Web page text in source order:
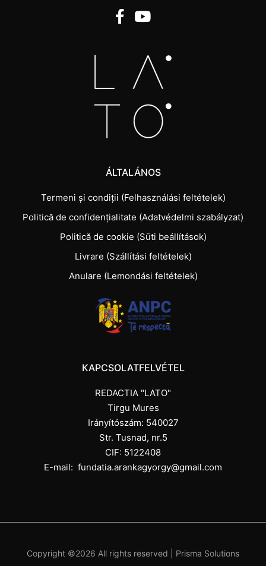
ÁLTALÁNOS
Termeni și condiții (Felhasználási feltételek)
Politică de confidențialitate (Adatvédelmi szabályzat)
Politică de cookie (Süti beállítások)
Livrare (Szállítási feltételek)
Anulare (Lemondási feltételek)
KAPCSOLATFELVÉTEL
REDACTIA "LATO"
Tirgu Mures
Irányítószám: 540027
Str. Tusnad, nr.5
CIF: 5122408
E-mail: fundatia.arankagyorgy@gmail.com
Copyright ©2026 All rights reserved | Prisma Solutions